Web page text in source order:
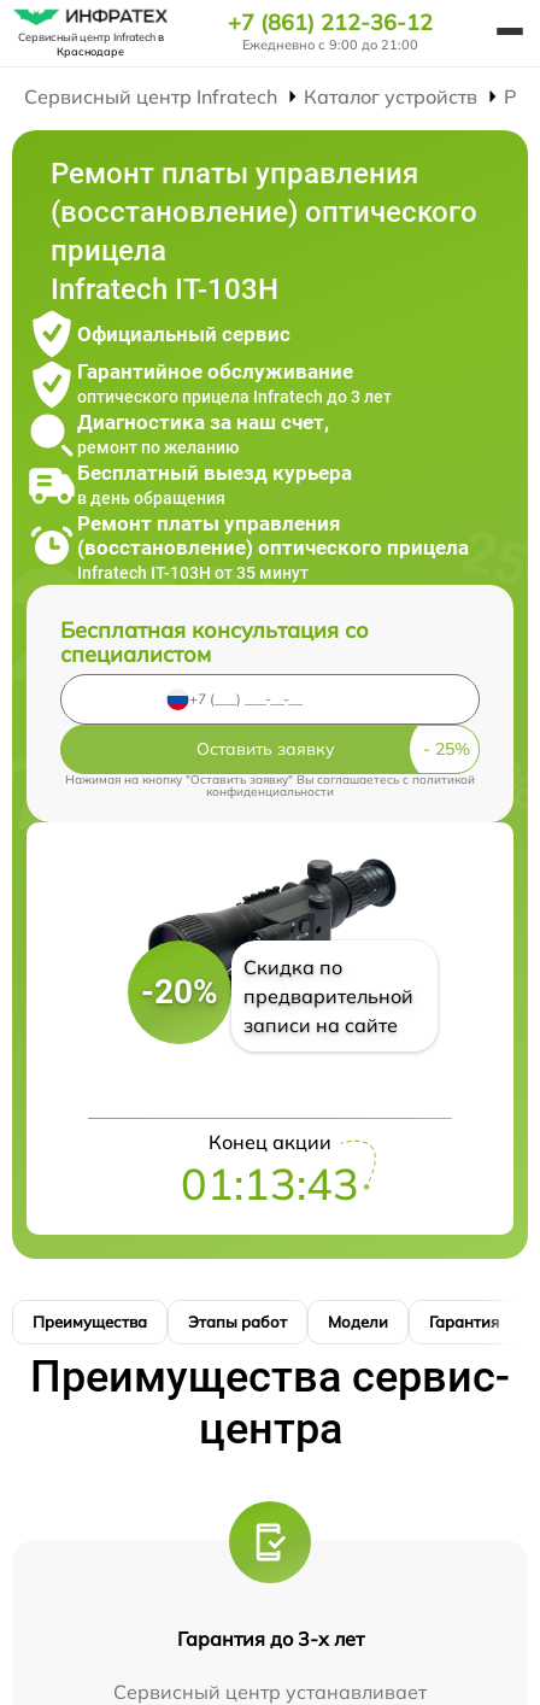
Сервисный центр Infratechв
Краснодаре
+7 (861) 212-36-12
Ежедневно с 9:00 до 21:00
Сервисный центр Infratech Каталог устройств
Ремонт платы управления
(восстановление) оптического
прицела
Infratech IT-103Н
Официальный сервис
Гарантийное обслуживание
оптического прицела Infratech до 3 лет
Диагностика за наш счет,
ремонт по желанию
Бесплатный выезд курьера
в день обращения
Ремонт платы управления
(восстановление) оптического прицела
Infratech IT-103Н от 35 минут
Бесплатная консультация со
специалистом
Оставить заявку
Нажимая на кнопку "Оставить заявку" Вы соглашаетесь cполитикой
конфиденциальности
-20%
Скидка по
предварительной
записи на сайте
Конец акции
01:13:41
Преимущества Этапы работ Модели Гарантия
Преимущества сервис-
центра
Гарантия до 3-х лет
Сервисный центр устанавливает